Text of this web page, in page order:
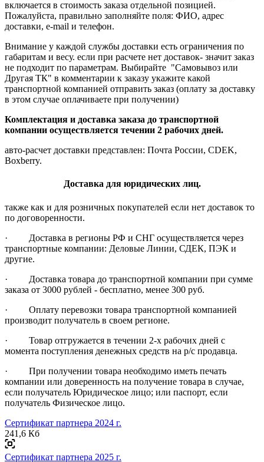
включается в стоимость заказа отдельной позицией.
Пожалуйста, правильно заполняйте поля: ФИО, адрес
доставки, e-mail и телефон.
Внимание у каждой службы доставки есть ограничения по
габаритам и весу. если при расчете нет доставок- значит заказ
не подходит по параметрам. Выбирайте "Самовывоз или
Другая ТК" в комментарии к заказу укажите какой
транспортной компанией отправить заказ (оплату за доставку
в этом случае оплачиваете при получении)
Комплектация и доставка заказа до транспортной
компании осуществляется течении 2 рабочих дней.
авто-расчет доставки представлен: Почта России, CDEK,
Boxberry.
Доставка для юридических лиц.
также как и для розничных покупателей если нет доставок то
по договоренности.
· Доставка в регионы РФ и СНГ осуществляется через
транспортные компании: Деловые Линии, СДЕК, ПЭК и
другие.
· Доставка товара до транспортной компании при сумме
заказа от 3000 рублей - бесплатно, менее 300 руб.
· Оплату перевозки товара транспортной компанией
производит получатель в своем регионе.
· Товар отгружается в течении 2-х рабочих дней с
момента поступления денежных средств на р/с продавца.
· При получении товара необходимо иметь печать
компании или доверенность на получение товара в случае,
если получатель Юридическое лицо; или паспорт, если
получатель Физическое лицо.
Сертификат партнера 2024 г.
241,6 Кб
Сертификат партнера 2025 г.